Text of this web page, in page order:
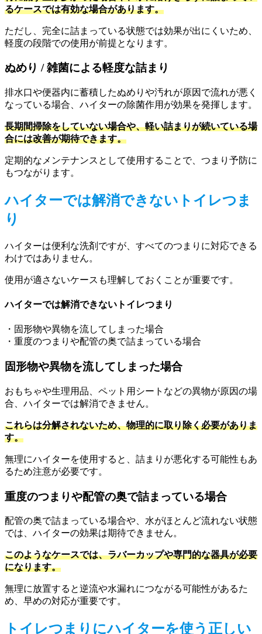
るケースでは有効な場合があります。
ただし、完全に詰まっている状態では効果が出にくいため、
軽度の段階での使用が前提となります。
ぬめり / 雑菌による軽度な詰まり
排水口や便器内に蓄積したぬめりや汚れが原因で流れが悪く
なっている場合、ハイターの除菌作用が効果を発揮します。
長期間掃除をしていない場合や、軽い詰まりが続いている場
合には改善が期待できます。
定期的なメンテナンスとして使用することで、つまり予防に
もつながります。
ハイターでは解消できないトイレつま
り
ハイターは便利な洗剤ですが、すべてのつまりに対応できる
わけではありません。
使用が適さないケースも理解しておくことが重要です。
ハイターでは解消できないトイレつまり
・固形物や異物を流してしまった場合
・重度のつまりや配管の奥で詰まっている場合
固形物や異物を流してしまった場合
おもちゃや生理用品、ペット用シートなどの異物が原因の場
合、ハイターでは解消できません。
これらは分解されないため、物理的に取り除く必要がありま
す。
無理にハイターを使用すると、詰まりが悪化する可能性もあ
るため注意が必要です。
重度のつまりや配管の奥で詰まっている場合
配管の奥で詰まっている場合や、水がほとんど流れない状態
では、ハイターの効果は期待できません。
このようなケースでは、ラバーカップや専門的な器具が必要
になります。
無理に放置すると逆流や水漏れにつながる可能性があるた
め、早めの対応が重要です。
トイレつまりにハイターを使う正しい